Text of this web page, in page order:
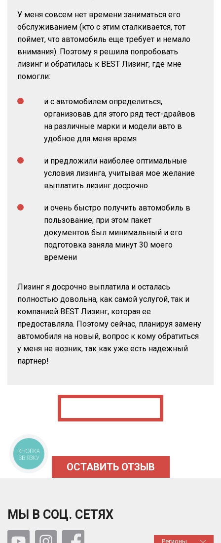
У меня совсем нет времени заниматься его
обслуживанием (кто с этим сталкивается, тот
поймет, что автомобиль еще требует и немало
внимания). Поэтому я решила попробовать
лизинг и обратилась к BEST Лизинг, где мне
помогли:
и с автомобилем определиться,
организовав для этого ряд тест-драйвов
на различные марки и модели авто в
удобное для меня время
и предложили наиболее оптимальные
условия лизинга, учитывая мое желание
выплатить лизинг досрочно
и очень быстро получить автомобиль в
пользование; при этом пакет
документов был минимальный и его
подготовка заняла минут 30 моего
времени
Лизинг я досрочно выплатила и осталась
полностью довольна, как самой услугой, так и
компанией BEST Лизинг, которая ее
предоставляла. Поэтому сейчас, планируя замену
автомобиля на новый, вопрос к кому обратиться
у меня не возник, так как уже есть надежный
партнер!
ОСТАВИТЬ ОТЗЫВ
МЫ В СОЦ. СЕТЯХ
Регионы
КНОПКА
ЗВ'ЯЗКУ